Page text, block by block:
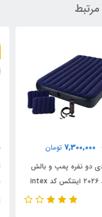
تومان
پمپ و بالش
دار جدید ۲۰۲۶ اینتکس کد intex
تشک